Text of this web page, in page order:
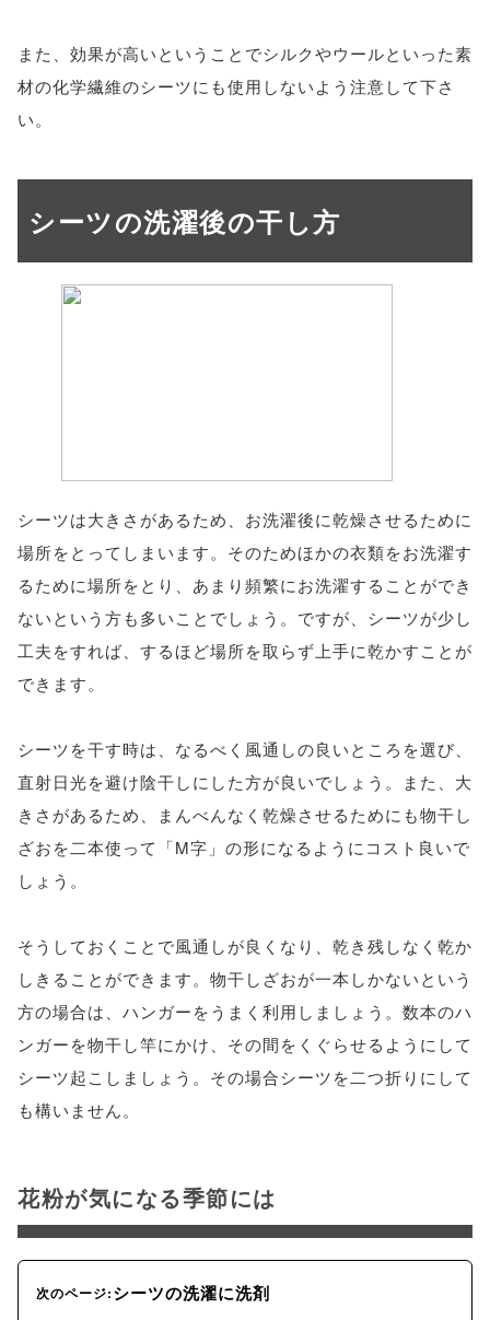
また、効果が高いということでシルクやウールといった素
材の化学繊維のシーツにも使用しないよう注意して下さ
い。
シーツの洗濯後の干し方
シーツは大きさがあるため、お洗濯後に乾燥させるために
場所をとってしまいます。そのためほかの衣類をお洗濯す
るために場所をとり、あまり頻繁にお洗濯することができ
ないという方も多いことでしょう。ですが、シーツが少し
工夫をすれば、するほど場所を取らず上手に乾かすことが
できます。
シーツを干す時は、なるべく風通しの良いところを選び、
直射日光を避け陰干しにした方が良いでしょう。また、大
きさがあるため、まんべんなく乾燥させるためにも物干し
ざおを二本使って「M字」の形になるようにコスト良いで
しょう。
そうしておくことで風通しが良くなり、乾き残しなく乾か
しきることができます。物干しざおが一本しかないという
方の場合は、ハンガーをうまく利用しましょう。数本のハ
ンガーを物干し竿にかけ、その間をくぐらせるようにして
シーツ起こしましょう。その場合シーツを二つ折りにして
も構いません。
花粉が気になる季節には
次のページ:シーツの洗濯に洗剤